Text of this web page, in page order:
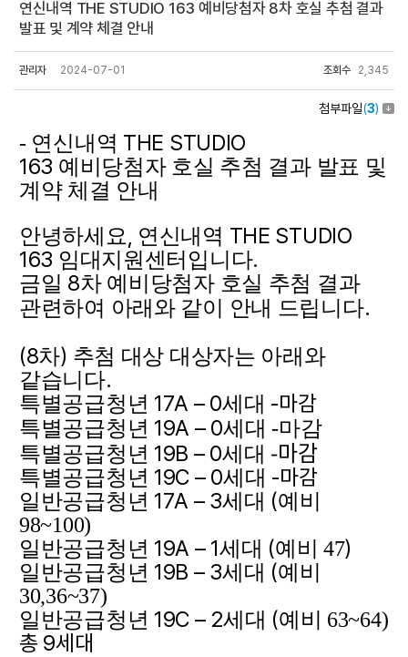
연신내역 THE STUDIO 163 예비당첨자 8차 호실 추첨 결과
발표 및 계약 체결 안내
관리자 2024-07-01 조회수 2,345
첨부파일(3)
- 연신내역 THE STUDIO
163 예비당첨자 호실 추첨 결과 발표 및
계약 체결 안내
안녕하세요, 연신내역 THE STUDIO
163 임대지원센터입니다.
금일 8차 예비당첨자 호실 추첨 결과
관련하여 아래와 같이 안내 드립니다.
(8차) 추첨 대상 대상자는 아래와
같습니다.
특별공급청년 17A – 0세대 -마감
특별공급청년 19A – 0세대 -마감
특별공급청년 19B – 0세대 -마감
특별공급청년 19C – 0세대 -마감
일반공급청년 17A – 3세대 (예비
98~100)
일반공급청년 19A – 1세대 (예비 47)
일반공급청년 19B – 3세대 (예비
30,36~37)
일반공급청년 19C – 2세대 (예비 63~64)
총 9세대